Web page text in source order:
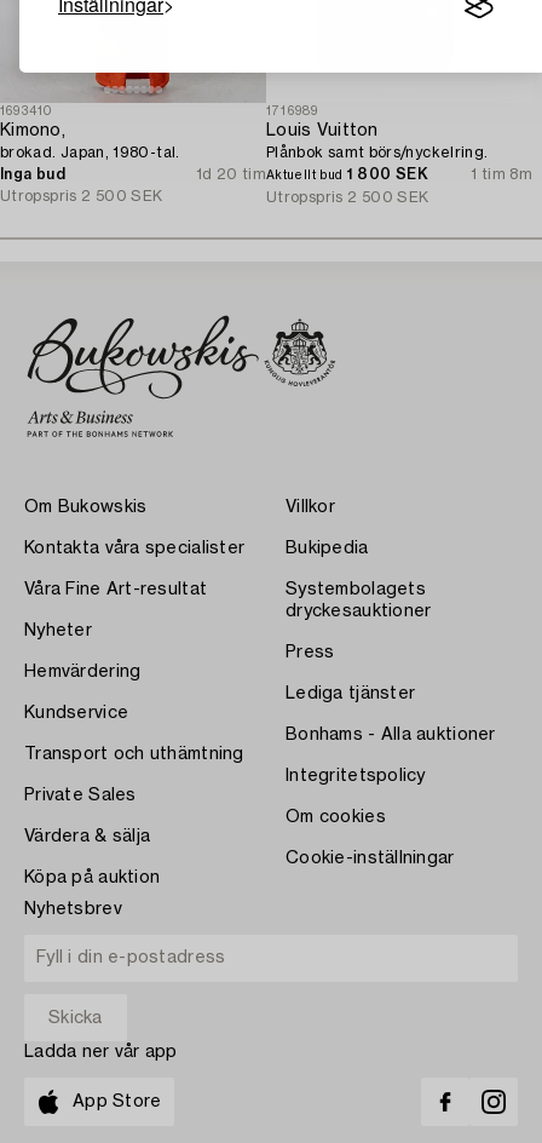
1693410
Kimono,
brokad. Japan, 1980-tal.
Inga bud
1d 20 tim
Utropspris 2 500 SEK
1716989
Louis Vuitton
Plånbok samt börs/nyckelring.
Aktuellt bud 1 800 SEK
1 tim 8m
Utropspris 2 500 SEK
Om Bukowskis
Kontakta våra specialister
Våra Fine Art-resultat
Nyheter
Hemvärdering
Kundservice
Transport och uthämtning
Private Sales
Värdera & sälja
Köpa på auktion
Villkor
Bukipedia
Systembolagets
dryckesauktioner
Press
Lediga tjänster
Bonhams - Alla auktioner
Integritetspolicy
Om cookies
Cookie-inställningar
Nyhetsbrev
Ladda ner vår app
App Store